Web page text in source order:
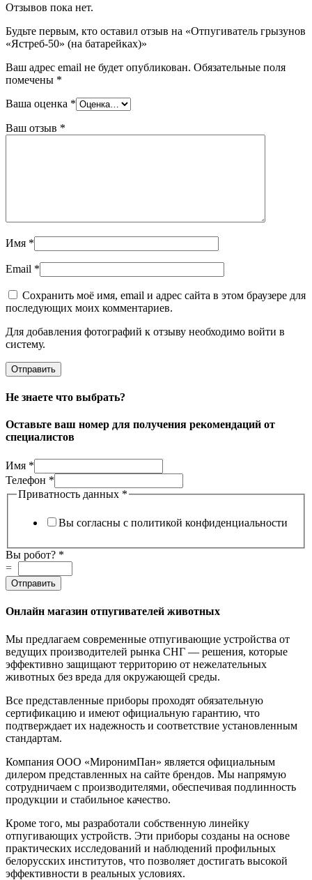
Отзывов пока нет.
Будьте первым, кто оставил отзыв на «Отпугиватель грызунов
«Ястреб-50» (на батарейках)»
Ваш адрес email не будет опубликован. Обязательные поля
помечены *
Ваша оценка *
Ваш отзыв *
Имя *
Email *
Сохранить моё имя, email и адрес сайта в этом браузере для
последующих моих комментариев.
Для добавления фотографий к отзыву необходимо войти в
систему.
Не знаете что выбрать?
Оставьте ваш номер для получения рекомендаций от
специалистов
Имя *
данных
Приватность
Телефон *
Приватность данных *
Вы согласны с политикой конфиденциальности
Вы робот? *
=
Отправить
Онлайн магазин отпугивателей животных
Мы предлагаем современные отпугивающие устройства от
ведущих производителей рынка СНГ — решения, которые
эффективно защищают территорию от нежелательных
животных без вреда для окружающей среды.
Все представленные приборы проходят обязательную
сертификацию и имеют официальную гарантию, что
подтверждает их надежность и соответствие установленным
стандартам.
Компания ООО «МиронимПан» является официальным
дилером представленных на сайте брендов. Мы напрямую
сотрудничаем с производителями, обеспечивая подлинность
продукции и стабильное качество.
Кроме того, мы разработали собственную линейку
отпугивающих устройств. Эти приборы созданы на основе
практических исследований и наблюдений профильных
белорусских институтов, что позволяет достигать высокой
эффективности в реальных условиях.